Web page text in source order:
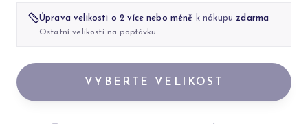
Úprava velikosti o 2 více nebo méně k nákupu zdarma
Ostatní velikosti na poptávku
VYBERTE VELIKOST